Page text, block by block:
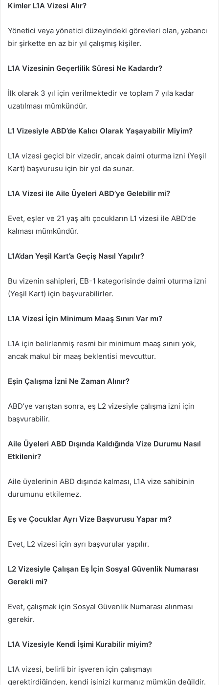
Kimler L1A Vizesi Alır?
Yönetici veya yönetici düzeyindeki görevleri olan, yabancı
bir şirkette en az bir yıl çalışmış kişiler.
L1A Vizesinin Geçerlilik Süresi Ne Kadardır?
İlk olarak 3 yıl için verilmektedir ve toplam 7 yıla kadar
uzatılması mümkündür.
L1 Vizesiyle ABD’de Kalıcı Olarak Yaşayabilir Miyim?
L1A vizesi geçici bir vizedir, ancak daimi oturma izni (Yeşil
Kart) başvurusu için bir yol da sunar.
L1A Vizesi ile Aile Üyeleri ABD’ye Gelebilir mi?
Evet, eşler ve 21 yaş altı çocukların L1 vizesi ile ABD’de
kalması mümkündür.
L1A’dan Yeşil Kart’a Geçiş Nasıl Yapılır?
Bu vizenin sahipleri, EB-1 kategorisinde daimi oturma izni
(Yeşil Kart) için başvurabilirler.
L1A Vizesi İçin Minimum Maaş Sınırı Var mı?
L1A için belirlenmiş resmi bir minimum maaş sınırı yok,
ancak makul bir maaş beklentisi mevcuttur.
Eşin Çalışma İzni Ne Zaman Alınır?
ABD’ye varıştan sonra, eş L2 vizesiyle çalışma izni için
başvurabilir.
Aile Üyeleri ABD Dışında Kaldığında Vize Durumu Nasıl
Etkilenir?
Aile üyelerinin ABD dışında kalması, L1A vize sahibinin
durumunu etkilemez.
Eş ve Çocuklar Ayrı Vize Başvurusu Yapar mı?
Evet, L2 vizesi için ayrı başvurular yapılır.
L2 Vizesiyle Çalışan Eş İçin Sosyal Güvenlik Numarası
Gerekli mi?
Evet, çalışmak için Sosyal Güvenlik Numarası alınması
gerekir.
L1A Vizesiyle Kendi İşimi Kurabilir miyim?
L1A vizesi, belirli bir işveren için çalışmayı
gerektirdiğinden, kendi işinizi kurmanız mümkün değildir.